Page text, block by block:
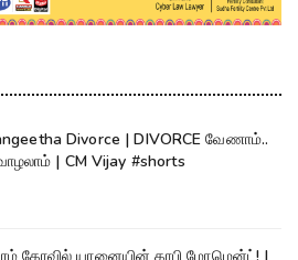
Divorce | DIVORCE வேணாம்..
| CM Vijay #shorts